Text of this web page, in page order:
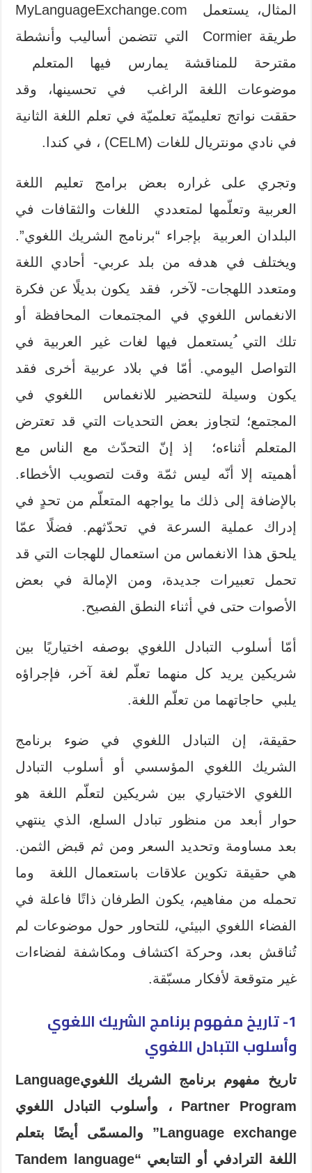
المثال، يستعمل MyLanguageExchange.com
طريقة Cormier التي تتضمن أساليب وأنشطة
مقترحة للمناقشة يمارس فيها المتعلم
موضوعات اللغة الراغب في تحسينها، وقد
حققت نواتج تعليميّة تعلميّة في تعلم اللغة الثانية
في نادي مونتريال للغات (CELM) ، في كندا.
وتجري على غراره بعض برامج تعليم اللغة
العربية وتعلّمها لمتعددي اللغات والثقافات في
البلدان العربية بإجراء “برنامج الشريك اللغوي”.
ويختلف في هدفه من بلد عربي- أحادي اللغة
ومتعدد اللهجات- لآخر، فقد يكون بديلًا عن فكرة
الانغماس اللغوي في المجتمعات المحافظة أو
تلك التي ُيستعمل فيها لغات غير العربية في
التواصل اليومي. أمّا في بلاد عربية أخرى فقد
يكون وسيلة للتحضير للانغماس اللغوي في
المجتمع؛ لتجاوز بعض التحديات التي قد تعترض
المتعلم أثناءه؛ إذ إنّ التحدّث مع الناس مع
أهميته إلا أنّه ليس ثمّة وقت لتصويب الأخطاء.
بالإضافة إلى ذلك ما يواجهه المتعلّم من تحدٍ في
إدراك عملية السرعة في تحدّثهم. فضلًا عمّا
يلحق هذا الانغماس من استعمال للهجات التي قد
تحمل تعبيرات جديدة، ومن الإمالة في بعض
الأصوات حتى في أثناء النطق الفصيح.
أمّا أسلوب التبادل اللغوي بوصفه اختياريًا بين
شريكين يريد كل منهما تعلّم لغة آخر، فإجراؤه
يلبي حاجاتهما من تعلّم اللغة.
حقيقة، إن التبادل اللغوي في ضوء برنامج
الشريك اللغوي المؤسسي أو أسلوب التبادل
اللغوي الاختياري بين شريكين لتعلّم اللغة هو
حوار أبعد من منظور تبادل السلع، الذي ينتهي
بعد مساومة وتحديد السعر ومن ثم قبض الثمن.
هي حقيقة تكوين علاقات باستعمال اللغة وما
تحمله من مفاهيم، يكون الطرفان ذاتًا فاعلة في
الفضاء اللغوي البيئي، للتحاور حول موضوعات لم
تُناقش بعد، وحركة اكتشاف ومكاشفة لفضاءات
غير متوقعة لأفكار مسبّقة.
1- تاريخ مفهوم برنامج الشريك اللغوي
وأسلوب التبادل اللغوي
تاريخ مفهوم برنامج الشريك اللغويLanguage
Partner Program ، وأسلوب التبادل اللغوي
Language exchange” والمسمّى أيضًا بتعلم
اللغة الترادفي أو التتابعي “Tandem language